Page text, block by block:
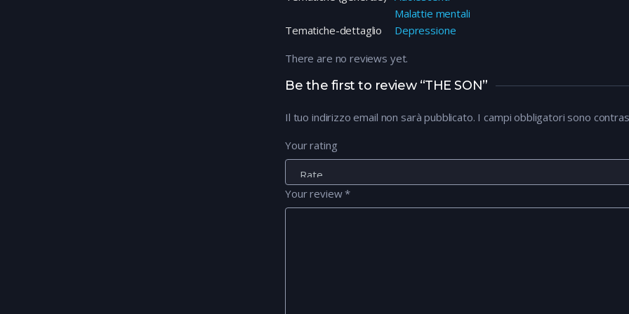
Malattie mentali
Tematiche-dettaglio
Depressione
Be the first to review “THE SON”
Il tuo indirizzo email non sarà pubblicato. I campi obbligatori sono
Your rating
Your review*
There are no reviews yet.